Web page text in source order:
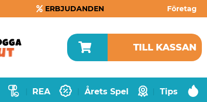
ERBJUDANDEN Företag
TILL KASSAN
REA Årets Spel Tips